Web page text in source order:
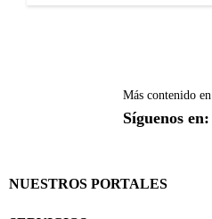
Más contenido en
Síguenos en:
NUESTROS PORTALES